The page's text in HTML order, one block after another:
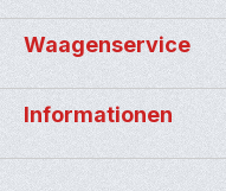
Waagenservice
Informationen